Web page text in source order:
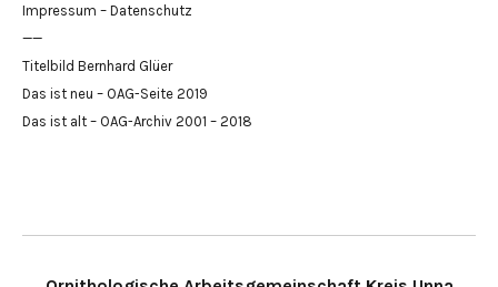
Impressum – Datenschutz
——
Titelbild Bernhard Glüer
Das ist neu – OAG-Seite 2019
Das ist alt – OAG-Archiv 2001 – 2018